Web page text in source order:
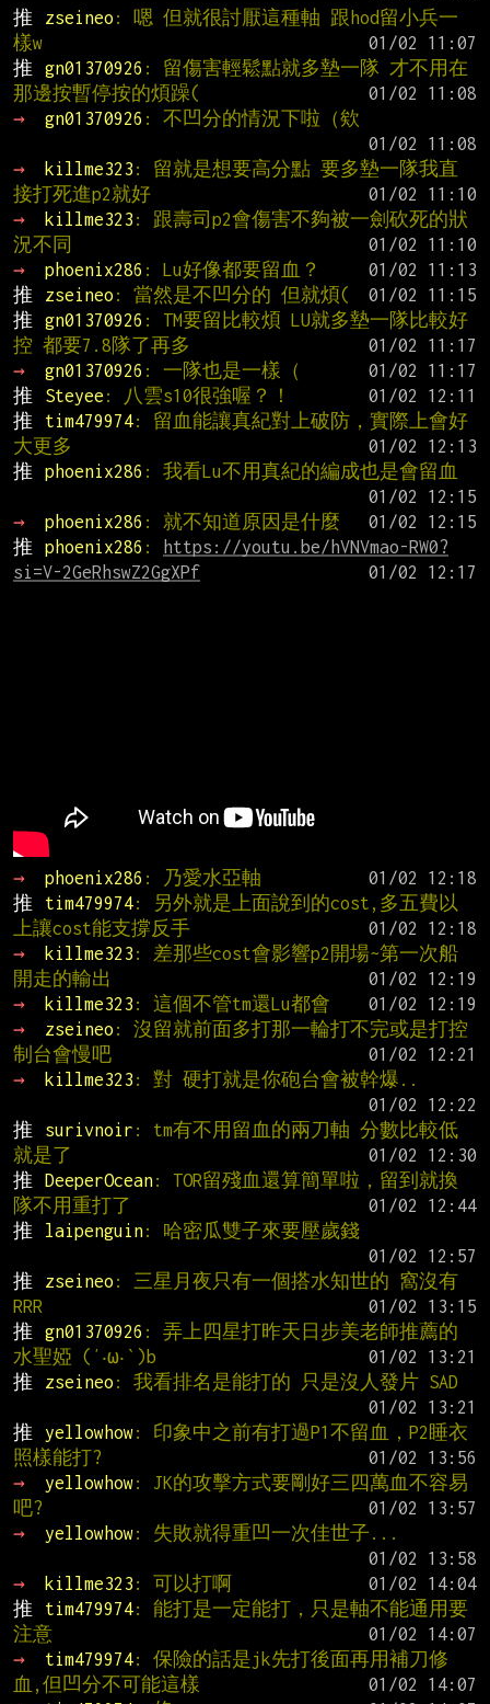
推
zseineo : 嗯 但就很討厭這種軸 跟hod留小兵一
樣w
推
gn01370926 : 留傷害輕鬆點就多墊一隊 才不用在
那邊按暫停按的煩躁(
→
gn01370926 : 不凹分的情況下啦（欸
→
killme323 : 留就是想要高分點 要多墊一隊我直
接打死進p2就好
→
killme323 : 跟壽司p2會傷害不夠被一劍砍死的狀
況不同
→
phoenix286 : Lu好像都要留血？
推
zseineo : 當然是不凹分的 但就煩(
推
gn01370926 : TM要留比較煩 LU就多墊一隊比較好
控 都要7.8隊了再多
→
gn01370926 : 一隊也是一樣（
推
Steyee : 八雲s10很強喔？！
推
tim479974: 留血能讓真紀對上破防，實際上會好
大更多
推
phoenix286 : 我看Lu不用真紀的編成也是會留血
→
phoenix286 : 就不知道原因是什麼
推
phoenix286 :
https://youtu.be/hVNVmao-RW0?
si=V-2GeRhswZ2GgXPf
→ phoenix286 : 乃愛水亞軸
推
tim479974: 另外就是上面說到的cost,多五費以
上讓cost能支撐反手
→
killme323 : 差那些cost會影響p2開場~第一次船
開走的輸出
→
killme323 : 這個不管tm還Lu都會
→
zseineo : 沒留就前面多打那一輪打不完或是打控
制台會慢吧
→
killme323 : 對 硬打就是你砲台會被幹爆..
推
surivnoir : tm有不用留血的兩刀軸 分數比較低
就是了
推
DeeperOcean: TOR留殘血還算簡單啦，留到就換
隊不用重打了
推
laipenguin: 哈密瓜雙子來要壓歲錢
推
zseineo : 三星月夜只有一個搭水知世的 窩沒有
RRR
推
gn01370926 : 弄上四星打昨天日步美老師推薦的
水聖婭 (′‧ω‧‵)b
推
zseineo : 我看排名是能打的 只是沒人發片 SAD
推
yellowhow: 印象中之前有打過P1不留血，P2睡衣
照樣能打?
→
yellowhow: JK的攻擊方式要剛好三四萬血不容易
吧?
→
yellowhow: 失敗就得重凹一次佳世子...
→
killme323 : 可以打啊
推
tim479974: 能打是一定能打，只是軸不能通用要
注意
→
tim479974: 保險的話是jk先打後面再用補刀修
血,但凹分不可能這樣